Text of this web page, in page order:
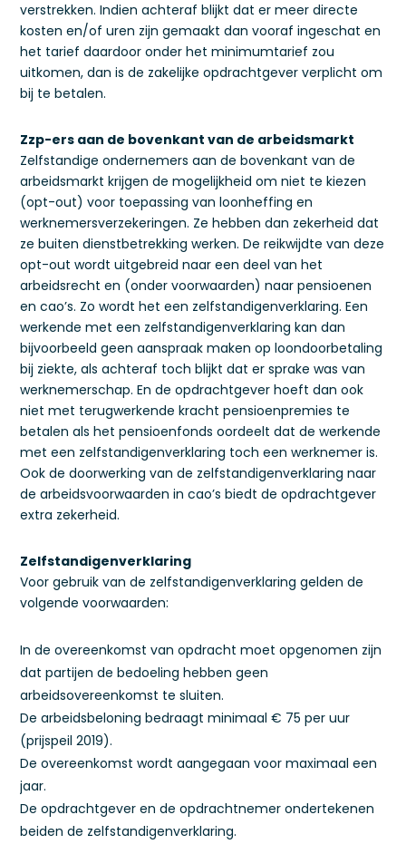
verstrekken. Indien achteraf blijkt dat er meer directe
kosten en/of uren zijn gemaakt dan vooraf ingeschat en
het tarief daardoor onder het minimumtarief zou
uitkomen, dan is de zakelijke opdrachtgever verplicht om
bij te betalen.
Zzp-ers aan de bovenkant van de arbeidsmarkt
Zelfstandige ondernemers aan de bovenkant van de
arbeidsmarkt krijgen de mogelijkheid om niet te kiezen
(opt-out) voor toepassing van loonheffing en
werknemersverzekeringen. Ze hebben dan zekerheid dat
ze buiten dienstbetrekking werken. De reikwijdte van deze
opt-out wordt uitgebreid naar een deel van het
arbeidsrecht en (onder voorwaarden) naar pensioenen
en cao’s. Zo wordt het een zelfstandigenverklaring. Een
werkende met een zelfstandigenverklaring kan dan
bijvoorbeeld geen aanspraak maken op loondoorbetaling
bij ziekte, als achteraf toch blijkt dat er sprake was van
werknemerschap. En de opdrachtgever hoeft dan ook
niet met terugwerkende kracht pensioenpremies te
betalen als het pensioenfonds oordeelt dat de werkende
met een zelfstandigenverklaring toch een werknemer is.
Ook de doorwerking van de zelfstandigenverklaring naar
de arbeidsvoorwaarden in cao’s biedt de opdrachtgever
extra zekerheid.
Zelfstandigenverklaring
Voor gebruik van de zelfstandigenverklaring gelden de
volgende voorwaarden:
In de overeenkomst van opdracht moet opgenomen zijn
dat partijen de bedoeling hebben geen
arbeidsovereenkomst te sluiten.
De arbeidsbeloning bedraagt minimaal € 75 per uur
(prijspeil 2019).
De overeenkomst wordt aangegaan voor maximaal een
jaar.
De opdrachtgever en de opdrachtnemer ondertekenen
beiden de zelfstandigenverklaring.